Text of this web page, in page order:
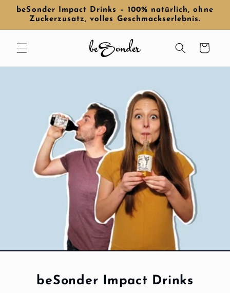
zum
Inhalt
beSonder Impact Drinks – 100% natürlich, ohne
Zuckerzusatz, volles Geschmackserlebnis.
Warenkorb
beSonder Impact Drinks